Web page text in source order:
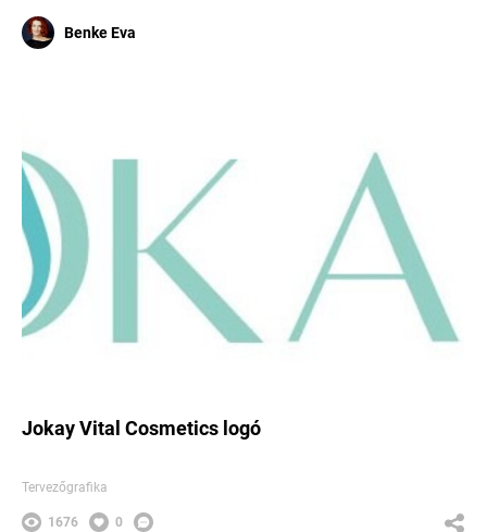
Benke Eva
Jokay Vital Cosmetics logó
Tervezőgrafika
1676 0